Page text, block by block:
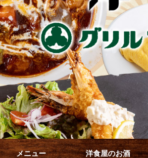
メニュー 洋食屋のお酒